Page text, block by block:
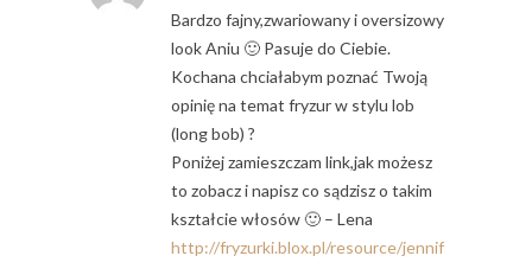
Bardzo fajny,zwariowany i oversizowy
look Aniu 🙂 Pasuje do Ciebie.
Kochana chciałabym poznać Twoją
opinię na temat fryzur w stylu lob
(long bob) ?
Poniżej zamieszczam link,jak możesz
to zobacz i napisz co sądzisz o takim
kształcie włosów 🙂 – Lena
http://fryzurki.blox.pl/resource/